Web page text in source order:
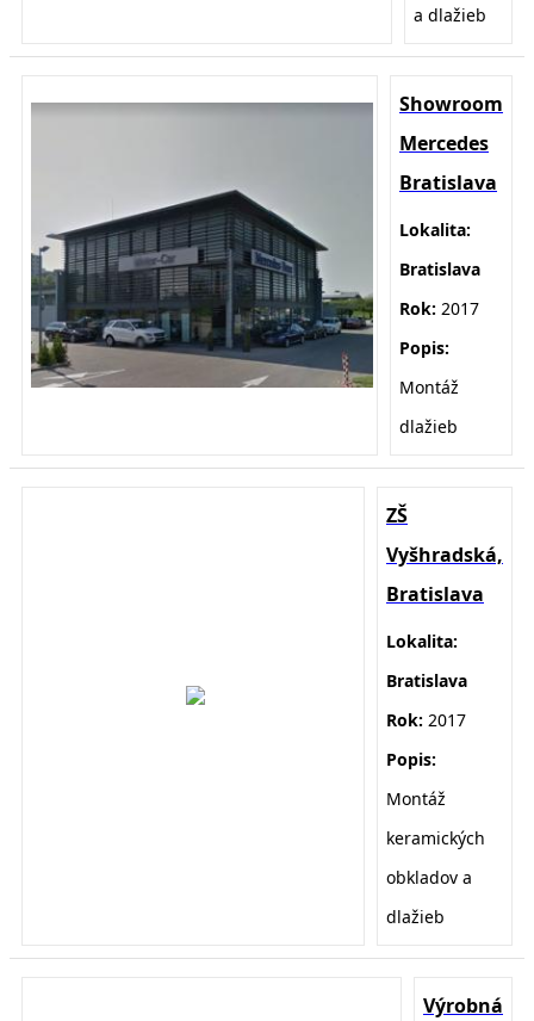
a dlažieb
Showroom
Mercedes
Bratislava
Lokalita:
Bratislava
Rok: 2017
Popis:
Montáž
dlažieb
ZŠ
Vyšhradská,
Bratislava
Lokalita:
Bratislava
Rok: 2017
Popis:
Montáž
keramických
obkladov a
dlažieb
Výrobná